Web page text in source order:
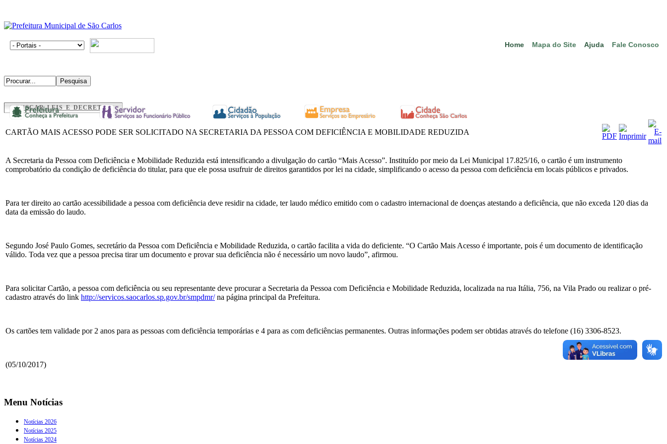
Home Mapa do Site Ajuda Fale Conosco
BUSCAR LEIS E DECRETOS
CARTÃO MAIS ACESSO PODE SER SOLICITADO NA SECRETARIA DA PESSOA COM DEFICIÊNCIA E MOBILIDADE REDUZIDA
A Secretaria da Pessoa com Deficiência e Mobilidade Reduzida está intensificando a divulgação do cartão “Mais Acesso”. Instituído por meio da Lei Municipal 17.825/16, o cartão é um instrumento
comprobatório da condição de deficiência do titular, para que ele possa usufruir de direitos garantidos por lei na cidade, simplificando o acesso da pessoa com deficiência em locais públicos e privados.
Para ter direito ao cartão acessibilidade a pessoa com deficiência deve residir na cidade, ter laudo médico emitido com o cadastro internacional de doenças atestando a deficiência, que não exceda 120 dias da
data da emissão do laudo.
Segundo José Paulo Gomes, secretário da Pessoa com Deficiência e Mobilidade Reduzida, o cartão facilita a vida do deficiente. “O Cartão Mais Acesso é importante, pois é um documento de identificação
válido. Toda vez que a pessoa precisa tirar um documento e provar sua deficiência não é necessário um novo laudo”, afirmou.
Para solicitar Cartão, a pessoa com deficiência ou seu representante deve procurar a Secretaria da Pessoa com Deficiência e Mobilidade Reduzida, localizada na rua Itália, 756, na Vila Prado ou realizar o pré-
cadastro através do link http://servicos.saocarlos.sp.gov.br/smpdmr/na página principal da Prefeitura.
Os cartões tem validade por 2 anos para as pessoas com deficiência temporárias e 4 para as com deficiências permanentes. Outras informações podem ser obtidas através do telefone (16) 3306-8523.
(05/10/2017)
Menu Notícias
Notícias 2026
Notícias 2025
Notícias 2024